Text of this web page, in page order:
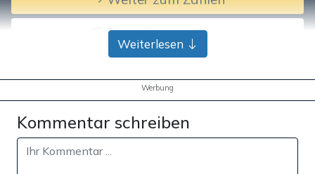
Bank-Überweisung
Weiterlesen
Werbung
Kommentar schreiben